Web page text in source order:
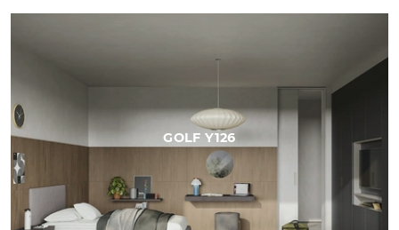
GOLF Y126